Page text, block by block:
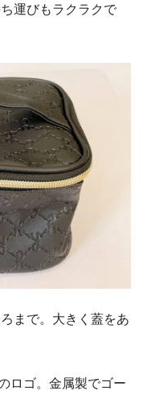
運びもラクラクで
まで。大きく蓋をあ
ロゴ。金属製でゴー